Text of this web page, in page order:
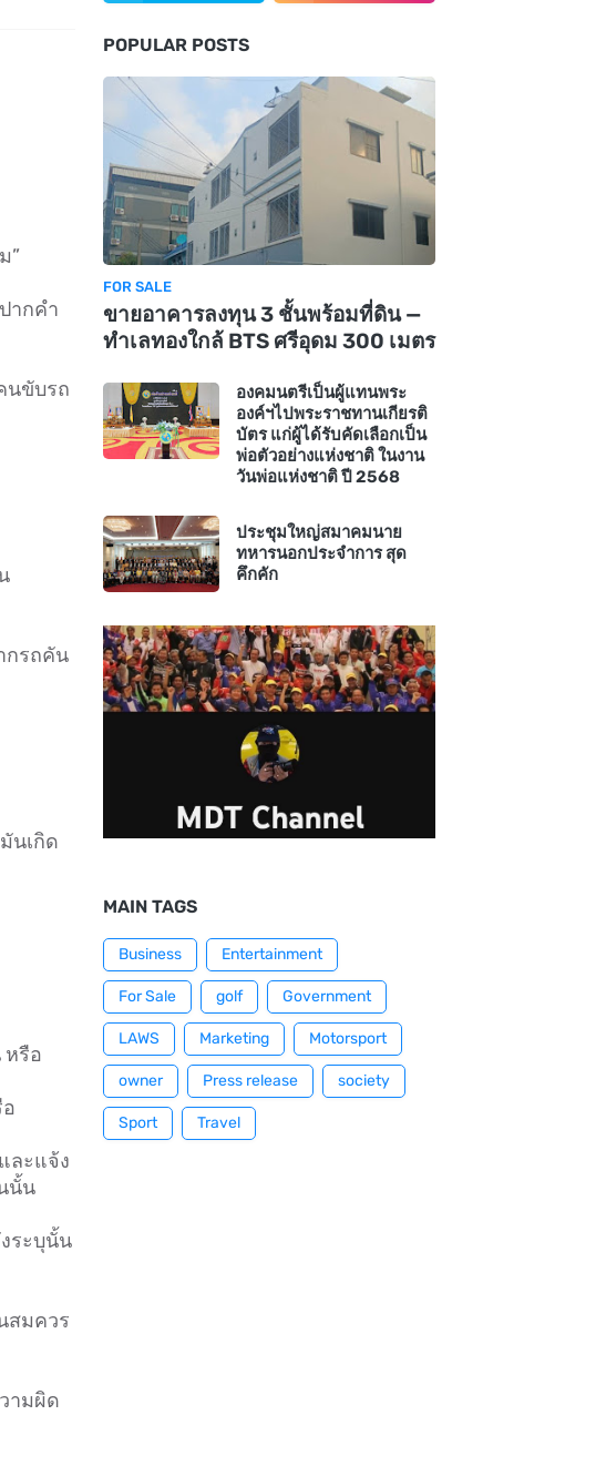
”
ากคำ
นขับรถ
กรถคัน
นเกิด
หรือ
ละแจ้ง
นั้น
ระบุนั้น
สมควร
ามผิด
POPULAR POSTS
FOR SALE
ขายอาคารลงทุน 3 ชั้นพร้อมที่ดิน —
ทำเลทองใกล้ BTS ศรีอุดม 300 เมตร
องคมนตรีเป็นผู้แทนพระ
องค์ฯไปพระราชทานเกียรติ
บัตร แก่ผู้ได้รับคัดเลือกเป็น
พ่อตัวอย่างแห่งชาติ ในงาน
วันพ่อแห่งชาติ ปี 2568
ประชุมใหญ่สมาคมนาย
ทหารนอกประจำการ สุด
คึกคัก
MAIN TAGS
Business Entertainment
For Sale golf Government
LAWS Marketing Motorsport
owner Press release society
Sport Travel